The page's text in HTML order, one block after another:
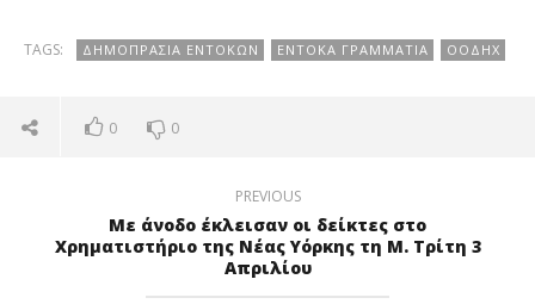
TAGS: ΔΗΜΟΠΡΑΣΊΑ ΕΝΤΌΚΩΝ ΕΝΤΟΚΑ ΓΡΑΜΜΆΤΙΑ ΟΟΔΗΧ
0 0
PREVIOUS
Με άνοδο έκλεισαν οι δείκτες στο
Χρηματιστήριο της Νέας Υόρκης τη Μ. Τρίτη 3
Απριλίου